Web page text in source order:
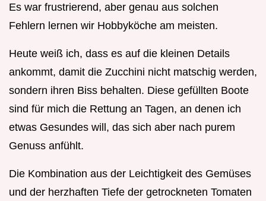
Es war frustrierend, aber genau aus solchen
Fehlern lernen wir Hobbyköche am meisten.
Heute weiß ich, dass es auf die kleinen Details
ankommt, damit die Zucchini nicht matschig werden,
sondern ihren Biss behalten. Diese gefüllten Boote
sind für mich die Rettung an Tagen, an denen ich
etwas Gesundes will, das sich aber nach purem
Genuss anfühlt.
Die Kombination aus der Leichtigkeit des Gemüses
und der herzhaften Tiefe der getrockneten Tomaten